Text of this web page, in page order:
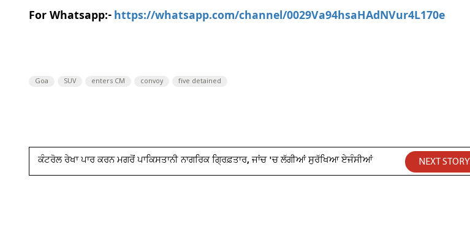
For Whatsapp:-https://whatsapp.com/channel/0029Va94hsaHAdNVur4L170e
Goa SUV enters CM convoy five detained
ਕੰਟਰੋਲ ਰੇਖਾ ਪਾਰ ਕਰਨ ਮਗਰੋਂ ਪਾਕਿਸਤਾਨੀ ਨਾਗਰਿਕ ਗ੍ਰਿਫ਼ਤਾਰ, ਜਾਂਚ 'ਚ ਲੱਗੀਆਂ ਸੁਰੱਖਿਆ ਏਜੰਸੀਆਂ NEXT STORY